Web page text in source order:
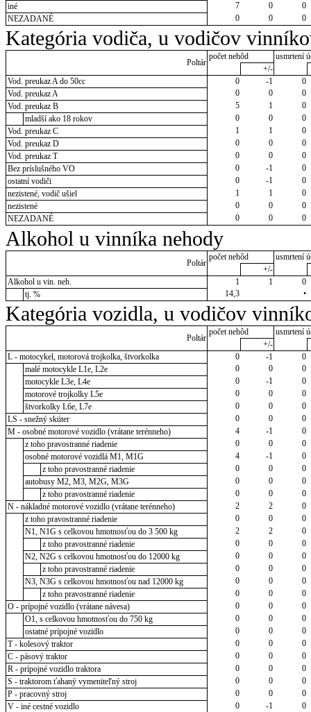
iné
7 0
0
NEZADANÉ
0 0 0
Kategória vodiča, u vodičov
Poltár
počet nehôd
usmrtení
+/-
Vod. preukaz A do 50cc
0 -1
0
Vod. preukaz A
0 0
0
Vod. preukaz B
5 1
0
mladší ako 18 rokov
0 0
0
Vod. preukaz C
1 1
0
Vod. preukaz D
0 0
0
Vod. preukaz T
0 0
0
Bez príslušného VO
0 -1
0
ostatní vodiči
0 -1
0
nezistené, vodič ušiel
1 1
0
nezistené
0 0
0
NEZADANÉ
0 0 0
Alkohol u vinníka nehody
Poltár
počet nehôd
usmrtení
+/-
Alkohol u vin. neh.
1 1
0
tj. %
14,3 •
Kategória vozidla, u vodičov
Poltár
počet nehôd
usmrtení
+/-
L - motocykel, motorová trojkolka, štvorkolka
0 -1
0
malé motocykle L1e, L2e
0 0
0
motocykle L3e, L4e
0 -1
0
motorové trojkolky L5e
0 0
0
štvorkolky L6e, L7e
0 0
0
LS - snežný skúter
0 0
0
M - osobné motorové vozidlo (vrátane terénneho)
4 -1
0
z toho pravostranné riadenie
0 0
0
osobné motorové vozidlá M1, M1G
4 -1
0
z toho pravostranné riadenie
0 0
0
autobusy M2, M3, M2G, M3G
0 0
0
z toho pravostranné riadenie
0 0
0
N - nákladné motorové vozidlo (vrátane terénneho)
2 2
0
z toho pravostranné riadenie
0 0
0
N1, N1G s celkovou hmotnosťou do 3 500 kg
2 2
0
z toho pravostranné riadenie
0 0
0
N2, N2G s celkovou hmotnosťou do 12000 kg
0 0
0
z toho pravostranné riadenie
0 0
0
N3, N3G s celkovou hmotnosťou nad 12000 kg
0 0
0
z toho pravostranné riadenie
0 0
0
O - prípojné vozidlo (vrátane návesa)
0 0
0
O1, s celkovou hmotnosťou do 750 kg
0 0
0
ostatné prípojné vozidlo
0 0
0
T - kolesový traktor
0 0
0
C - pásový traktor
0 0
0
R - prípojné vozidlo traktora
0 0
0
S - traktorom ťahaný vymeniteľný stroj
0 0
0
P - pracovný stroj
0 0
0
V - iné cestné vozidlo
0 -1
0